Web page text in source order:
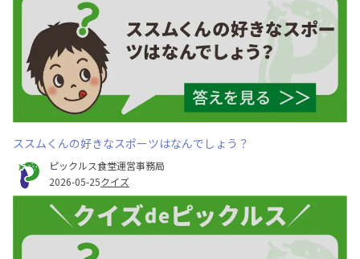
ススムくんの好きなスポーツはなんでしょう？
ピックルス食堂運営事務局
2026-05-25クイズ